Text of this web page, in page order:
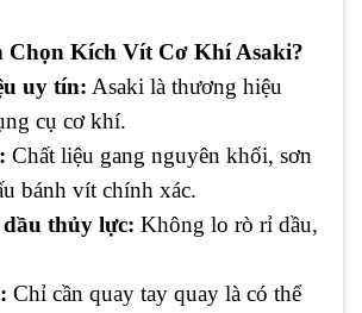
Chọn Kích Vít Cơ Khí Asaki?
uy tín: Asaki là thương hiệu
cụ cơ khí.
Chất liệu gang nguyên khối, sơn
bánh vít chính xác.
thủy lực: Không lo rò rỉ dầu,
Chỉ cần quay tay quay là có thể